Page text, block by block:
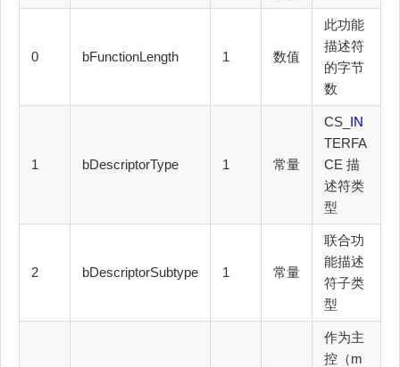
0 bFunctionLength 1 数值
此功能
描述符
的字节
数
1 bDescriptorType 1 常量
CS_ IN
TERFA
CE 描
述符类
型
2 bDescriptorSubtype 1 常量
联合功
能描述
符子类
型
作为主
控（m